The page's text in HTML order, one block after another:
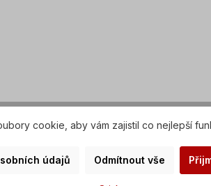
cookie, aby vám zajistil co nejlepší
údajů Odmítnout vše